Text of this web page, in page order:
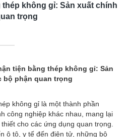
không gỉ: Sản xuất chính
trọng
tiện bằng thép không gỉ: Sản
bộ phận quan trọng
không gỉ là một thành phần
công nghiệp khác nhau, mang lại
cho các ứng dụng quan trọng.
ô tô, y tế đến điện tử, những bộ